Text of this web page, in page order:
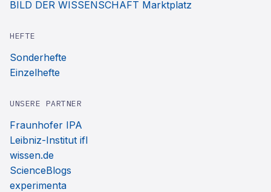
BILD DER WISSENSCHAFT Marktplatz
HEFTE
Sonderhefte
Einzelhefte
UNSERE PARTNER
Fraunhofer IPA
Leibniz-Institut ifl
wissen.de
ScienceBlogs
experimenta